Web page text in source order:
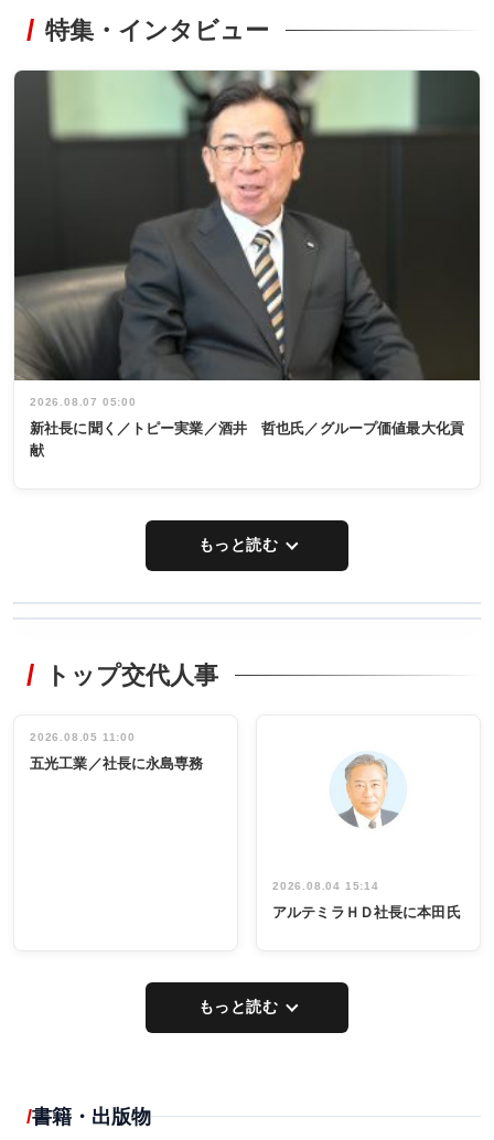
特集・インタビュー
2026.08.07 05:00
新社長に聞く／トピー実業／酒井 哲也氏／グループ価値最大化貢
献
もっと読む
非鉄業界で
インタビュ
ー／社内ア
タックトレー
祝う 業界関
係者ら220人
出席
トップ交代人事
2026.08.05 11:00
五光工業／社長に永島専務
2026.08.04 15:14
アルテミラＨＤ社長に本田氏
もっと読む
書籍・出版物